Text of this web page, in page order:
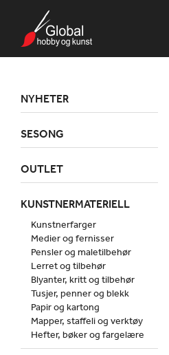
NYHETER
SESONG
OUTLET
KUNSTNERMATERIELL
Kunstnerfarger
Medier og fernisser
Pensler og maletilbehør
Lerret og tilbehør
Blyanter, kritt og tilbehør
Tusjer, penner og blekk
Papir og kartong
Mapper, staffeli og verktøy
Hefter, bøker og fargelære